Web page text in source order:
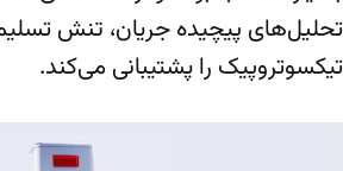
تحلیل‌های پیچیده جریان، تنش
تیکسوتروپیک را پشتیبانی می‌کند.